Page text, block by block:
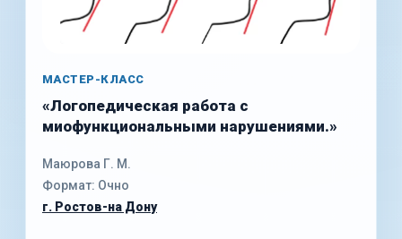
МАСТЕР-КЛАСС
«Логопедическая работа с
миофункциональными нарушениями.»
Маюрова Г. М.
Формат: Очно
г. Ростов-на Дону